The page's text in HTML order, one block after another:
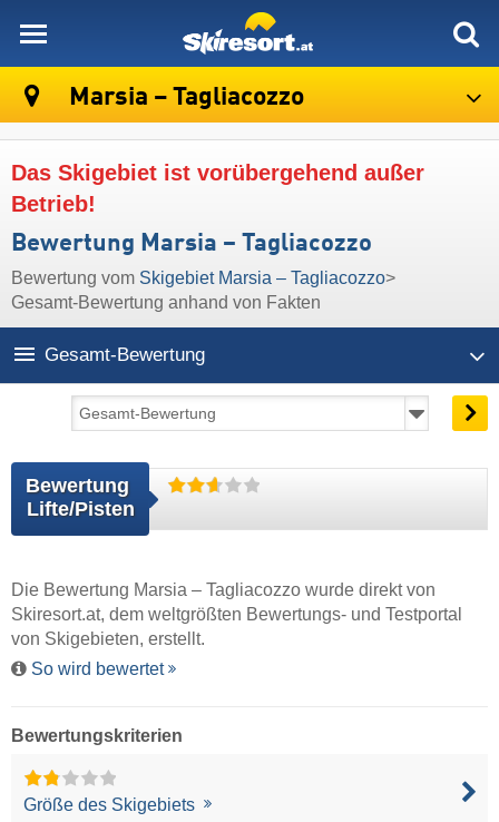
Marsia – Tagliacozzo
Das Skigebiet ist vorübergehend außer
Betrieb!
Bewertung Marsia – Tagliacozzo
Bewertung vom Skigebiet Marsia – Tagliacozzo>
Gesamt-Bewertung anhand von Fakten
Gesamt-Bewertung
Bewertung
Lifte/Pisten
Die Bewertung Marsia – Tagliacozzo wurde direkt von
Skiresort.at, dem weltgrößten Bewertungs- und Testportal
von Skigebieten, erstellt.
So wird bewertet
Bewertungskriterien
Größe des Skigebiets